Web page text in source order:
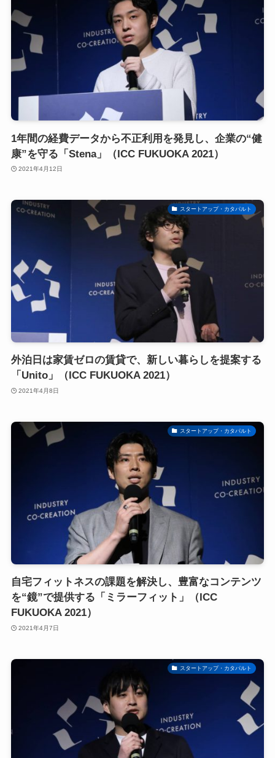
1年間の経費データから不正利用を発見し、企業の“健
康”を守る「Stena」（ICC FUKUOKA 2021）
2021年4月12日
スタートアップ・カタパルト
外泊日は家賃ゼロの賃貸で、新しい暮らしを提案する
「Unito」（ICC FUKUOKA 2021）
2021年4月8日
スタートアップ・カタパルト
自宅フィットネスの課題を解決し、豊富なコンテンツ
を“鏡”で提供する「ミラーフィット」（ICC
FUKUOKA 2021）
2021年4月7日
スタートアップ・カタパルト